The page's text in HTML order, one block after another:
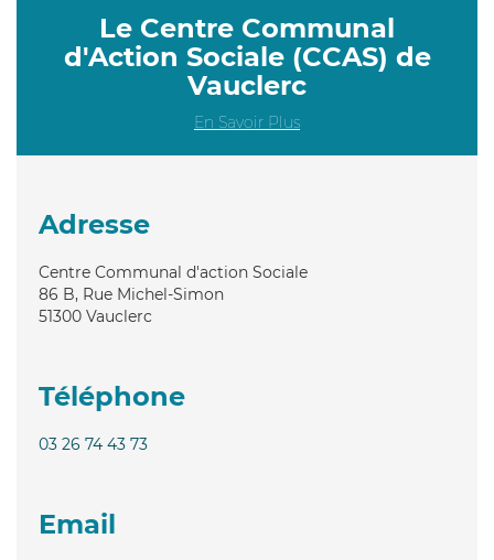
Le Centre Communal
d'Action Sociale (CCAS) de
Vauclerc
En Savoir Plus
Adresse
Centre Communal d'action Sociale
86 B, Rue Michel-Simon
51300 Vauclerc
Téléphone
03 26 74 43 73
Email